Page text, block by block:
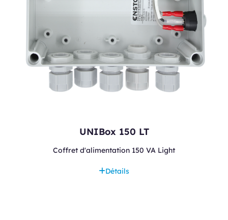
UNIBox 150 LT
Coffret d'alimentation 150 VA Light
Détails